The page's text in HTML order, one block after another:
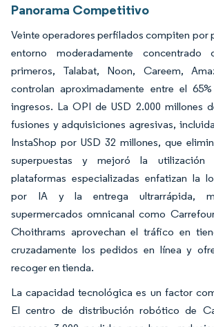
Panorama Competitivo
Veinte operadores perfilados compiten por
entorno moderadamente
primeros, Talabat, Noon, Careem,
controlan aproximadamente entre el
ingresos. La OPI de USD 2.000 millones
fusiones y adquisiciones agresivas,
InstaShop por USD 32 millones, que
superpuestas y mejoró la
plataformas especializadas enfatizan la
por IA y la entrega ultrarrápida,
supermercados omnicanal como
Choithrams aprovechan el tráfico en
cruzadamente los pedidos en línea y
recoger en tienda.
La capacidad tecnológica es un factor
El centro de distribución robótico de